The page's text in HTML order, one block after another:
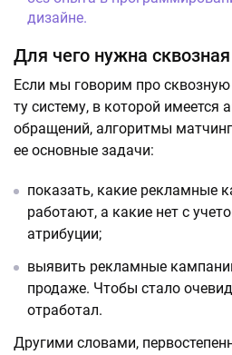
дизайне.
Для чего нужна
Если мы говорим про сквозную
ту систему, в которой имеется
обращений, алгоритмы
ее основные задачи:
показать, какие рекламные
работают, а какие нет с
атрибуции;
выявить рекламные
продаже. Чтобы стало
отработал.
Другими словами,